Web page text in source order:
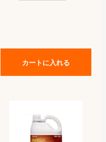
カートに入れる